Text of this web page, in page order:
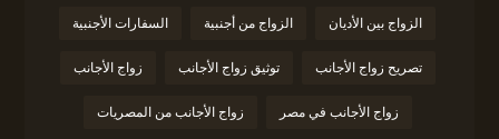
الزواج بين الأديان الزواج من أجنبية السفارات الأجنبية
تصريح زواج الأجانب توثيق زواج الأجانب زواج الأجانب
زواج الأجانب في مصر زواج الأجانب من المصريات